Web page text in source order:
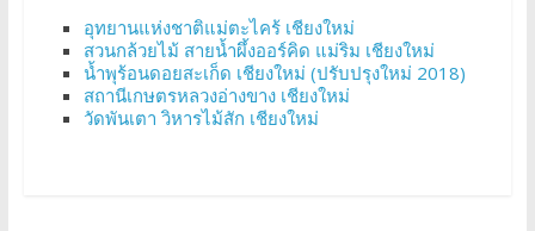
อุทยานแห่งชาติแม่ตะไคร้ เชียงใหม่
สวนกล้วยไม้ สายน้ำผึ้งออร์คิด แม่ริม เชียงใหม่
น้ำพุร้อนดอยสะเก็ด เชียงใหม่ (ปรับปรุงใหม่ 2018)
สถานีเกษตรหลวงอ่างขาง เชียงใหม่
วัดพันเตา วิหารไม้สัก เชียงใหม่